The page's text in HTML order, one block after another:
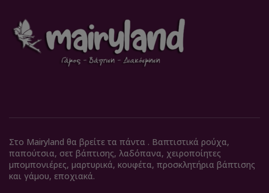
Στο Mairyland θα βρείτε τα πάντα . Βαπτιστικά ρούχα,
παπούτσια, σετ βάπτισης, λαδόπανα, χειροποίητες
μπομπονιέρες, μαρτυρικά, κουφέτα, προσκλητήρια βάπτισης
και γάμου, εποχιακά.